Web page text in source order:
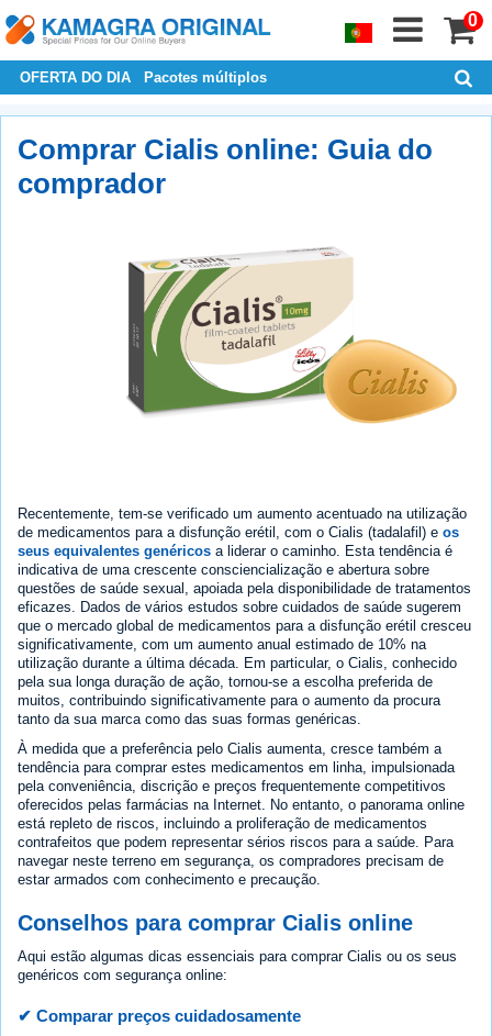
0
OFERTA DO DIA Pacotes múltiplos
Comprar Cialis online: Guia do
comprador
Recentemente, tem-se verificado um aumento acentuado na utilização
de medicamentos para a disfunção erétil, com o Cialis (tadalafil) e os
seus equivalentes genéricos a liderar o caminho. Esta tendência é
indicativa de uma crescente consciencialização e abertura sobre
questões de saúde sexual, apoiada pela disponibilidade de tratamentos
eficazes. Dados de vários estudos sobre cuidados de saúde sugerem
que o mercado global de medicamentos para a disfunção erétil cresceu
significativamente, com um aumento anual estimado de 10% na
utilização durante a última década. Em particular, o Cialis, conhecido
pela sua longa duração de ação, tornou-se a escolha preferida de
muitos, contribuindo significativamente para o aumento da procura
tanto da sua marca como das suas formas genéricas.
À medida que a preferência pelo Cialis aumenta, cresce também a
tendência para comprar estes medicamentos em linha, impulsionada
pela conveniência, discrição e preços frequentemente competitivos
oferecidos pelas farmácias na Internet. No entanto, o panorama online
está repleto de riscos, incluindo a proliferação de medicamentos
contrafeitos que podem representar sérios riscos para a saúde. Para
navegar neste terreno em segurança, os compradores precisam de
estar armados com conhecimento e precaução.
Conselhos para comprar Cialis online
Aqui estão algumas dicas essenciais para comprar Cialis ou os seus
genéricos com segurança online:
✔ Comparar preços cuidadosamente